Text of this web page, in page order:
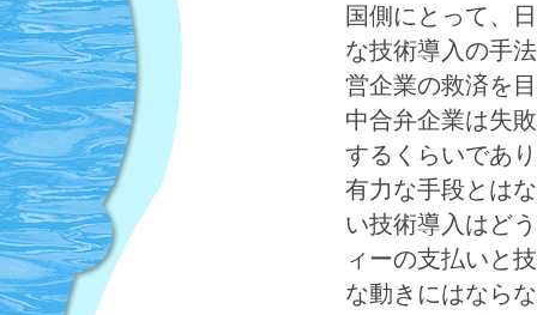
国側にとって、
な技術導入の手
営企業の救済を
中合弁企業は失
するくらいであ
有力な手段とは
い技術導入はど
ィーの支払いと
な動きにはなら